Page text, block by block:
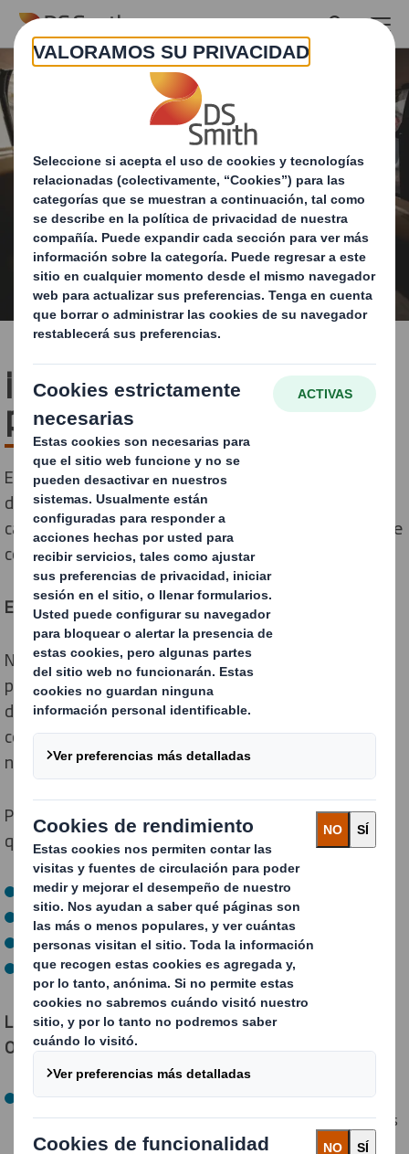
Skip to main content
¡Optimiza tu oferta de
packaging!
En cada negocio que envía productos, existe una
delgada línea entre tener demasiados tamaños de
cajas, o demasiado pocos. Nosotros podemos ayudarte
con esto.
Encuentra el equilibrio adecuado
Nuestra aplicación de software eBox Range Optimiser
puede recomendar el número óptimo de cajas
diferentes y sus tamaños en función de las
combinaciones de pedidos más frecuentes para tu
negocio de e-commerce.
Para ello, nuestros expertos en packaging necesitan
que les proporciones los siguientes datos:
Las dimensiones y pesos de tus productos
Combinaciones de pedidos
Gama de tamaños de cajas actual
Costes de transporte y materiales
Las ventajas de nuestra aplicación eBox Range
Optimiser
Menores costes:Ahorra en materiales de packaging y
costes de transporte reduciendo al mínimo los espacios
vacíos.